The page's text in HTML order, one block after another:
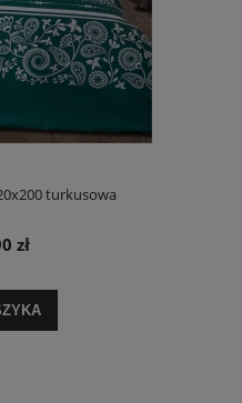
turkusowa
zł